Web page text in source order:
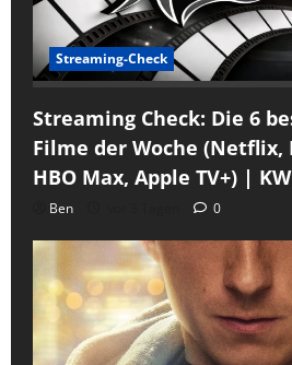
Streaming-Check
Streaming Check: Die 6
Filme der Woche (Netflix,
HBO Max, Apple TV+) |
Ben 0